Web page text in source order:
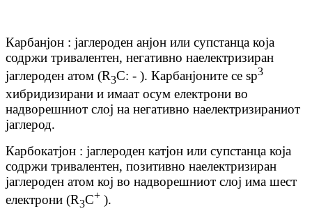
Карбанјон : јаглероден анјон или супстанца која
содржи тривалентен, негативно наелектризиран
јаглероден атом (R3C: - ). Карбанјоните се sp3
хибридизирани и имаат осум електрони во
надворешниот слој на негативно наелектризираниот
јаглерод.
Карбокатјон : јаглероден катјон или супстанца која
содржи тривалентен, позитивно наелектризиран
јаглероден атом кој во надворешниот слој има шест
електрони (R3C+ ).